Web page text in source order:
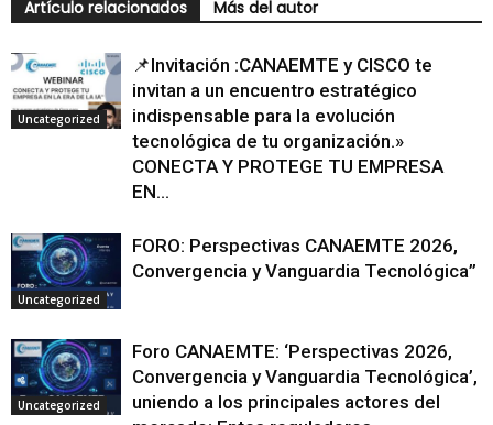
Artículo relacionados Más del autor
Uncategorized
📌Invitación :CANAEMTE y CISCO te
invitan a un encuentro estratégico
indispensable para la evolución
tecnológica de tu organización.»
CONECTA Y PROTEGE TU EMPRESA
EN...
Uncategorized
FORO: Perspectivas CANAEMTE 2026,
Convergencia y Vanguardia Tecnológica”
Uncategorized
Foro CANAEMTE: ‘Perspectivas 2026,
Convergencia y Vanguardia Tecnológica’,
uniendo a los principales actores del